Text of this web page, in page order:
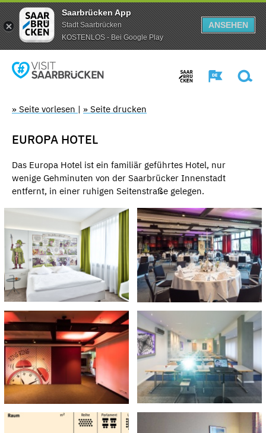
Saarbrücken App
Stadt Saarbrücken
KOSTENLOS - Bei Google Play
ANSEHEN
» Seite vorlesen | » Seite drucken
EUROPA HOTEL
Das Europa Hotel ist ein familiär geführtes Hotel, nur
wenige Gehminuten von der Saarbrücker Innenstadt
entfernt, in einer ruhigen Seitenstraße gelegen.